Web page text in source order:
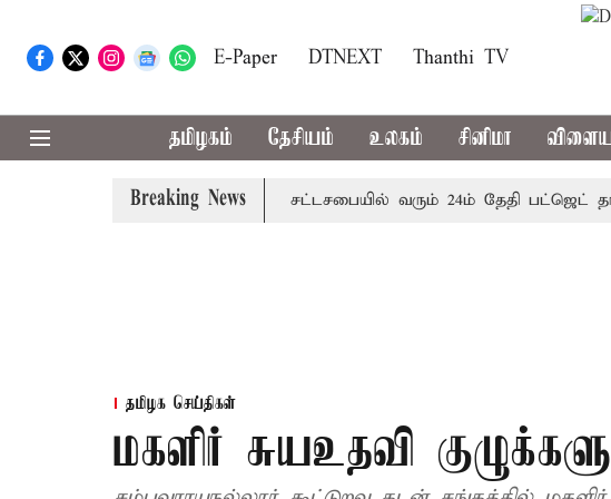
E-Paper DTNEXT Thanthi TV
தமிழகம் தேசியம் உலகம் சினிமா
Breaking News
எச்சரிக்கை புதுச்சேரி சட்டசபையில் வரும் 24ம் தேதி பட்ஜெட்
தமிழக செய்திகள்
மகளிர் சுயஉதவி